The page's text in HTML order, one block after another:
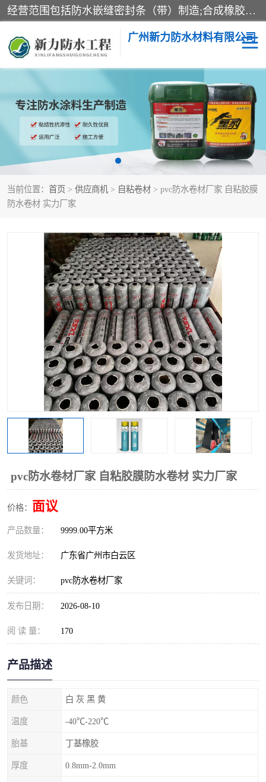
经营范围包括防水嵌缝密封条（带）制造;合成橡胶制造（监控化学品、危险化学品除外）;沥青混合物制造;防水胶粘带制造;其他合成材料制造（监控化学品、危险化学品除外）;涂料制造（监控化学品、危险化学品除外）;建筑结构防水补漏;防水建筑材料制造;粘合剂制造（监控化学品、危险化学品除外）;涂料零售;广州新力防水材料有限公司具有1处分支机构。
广州新力防水材料有限公司
当前位置： 首页 > 供应商机 > 自粘卷材 > pvc防水卷材厂家 自粘胶膜
防水卷材 实力厂家
pvc防水卷材厂家 自粘胶膜防水卷材 实力厂家
价格： 面议
产品数量： 9999.00平方米
发货地址： 广东省广州市白云区
关键词： pvc防水卷材厂家
发布日期： 2026-08-10
阅 读 量： 170
产品描述
颜色 白 灰 黑 黄
温度 -40℃-220℃
胎基 丁基橡胶
厚度 0.8mm-2.0mm
黑豹防水胶 建筑108胶水
乳化沥青防水涂料 自粘卷材
非固化橡胶防水涂料